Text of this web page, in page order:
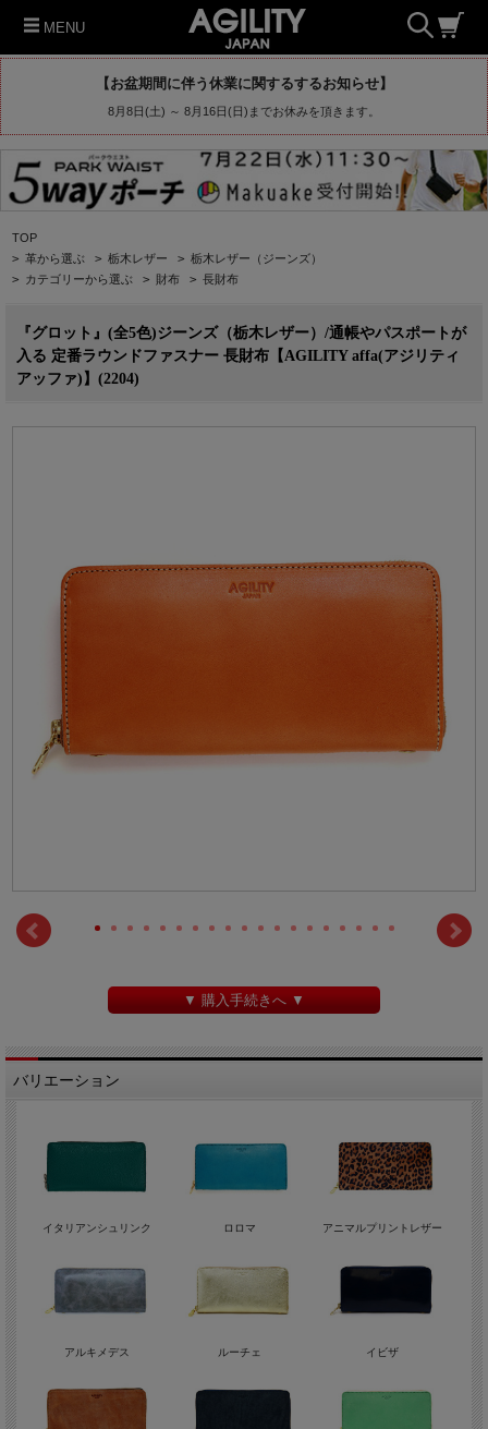
MENU
【お盆期間に伴う休業に関するするお知らせ】
8月8日(土) ～ 8月16日(日)までお休みを頂きます。
TOP
> 革から選ぶ > 栃木レザー > 栃木レザー（ジーンズ）
> カテゴリーから選ぶ > 財布 > 長財布
『グロット』(全5色)ジーンズ（栃木レザー）/通帳やパスポートが
入る 定番ラウンドファスナー 長財布【AGILITY affa(アジリティ
アッファ)】(2204)
▼ 購入手続きへ ▼
バリエーション
イタリアンシュリンク ロロマ アニマルプリントレザー
アルキメデス ルーチェ イビザ